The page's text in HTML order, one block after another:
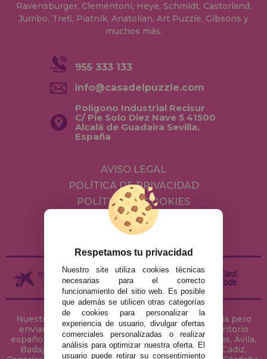
Ravensburger, Clementoni, Heye, Schmidt, Castorland,
Jumbo, Trefl, Piatnik, Anatolian, Art Puzzle, Gibsons y
muchos más.
955 333 133
info@casadelpuzzle.com
Polígono Industrial Recisur
C/ Pie Solo Diez Nave 5 41500
Alcalá de Guadaira Sevilla,
España
AVISO LEGAL
POLÍTICA DE PRIVACIDAD
POLÍTICA DE COOKIES
ENVÍOS Y DEVOLUCIONES
DEVOLUCIONES / DESISTIMIENTO
Nuestra tienda de puzzles está ubicada en Sevilla pero
enviamos tus puzzles a cualquier ciudad del territorio
español: Álava, Albacete, Alicante, Almería, Asturias, Ávila,
Badajoz, Baleares, Barcelona, Burgos, Cáceres, Cádiz,
Respetamos tu privacidad
Nuestro site utiliza cookies técnicas
necesarias para el correcto
funcionamiento del sitio web. Es posible
que además se utilicen otras categorías
de cookies para personalizar la
experiencia de usuario, divulgar ofertas
comerciales personalizadas o realizar
análisis para optimizar nuestra oferta. El
usuario puede retirar su consentimiento